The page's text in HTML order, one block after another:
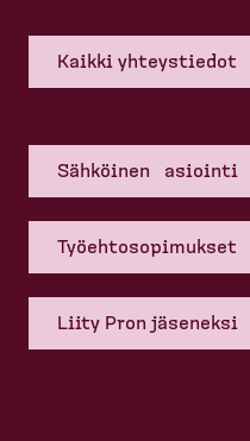
Kaikki yhteys­tiedot
Sähköinen asiointi
Työehto­so­pi­mukset
Liity Pron jäseneksi